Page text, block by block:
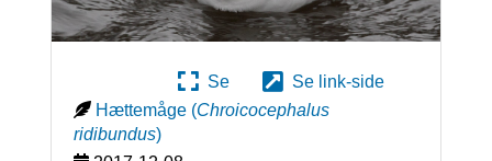
Se
Se link-side
Hættemåge (Chroicocephalus
ridibundus)